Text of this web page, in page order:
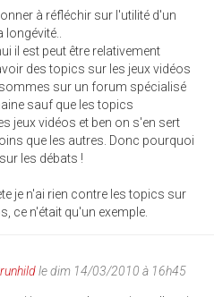
à réfléchir sur l'utilité d'un
il est peut être relativement
des topics sur les jeux vidéos
sur un forum spécialisé
sauf que les topics
jeux vidéos et ben on s'en sert
que les autres. Donc pourquoi
les débats !
je n'ai rien contre les topics sur
ce n'était qu'un exemple.
le dim 14/03/2010 à 16h45